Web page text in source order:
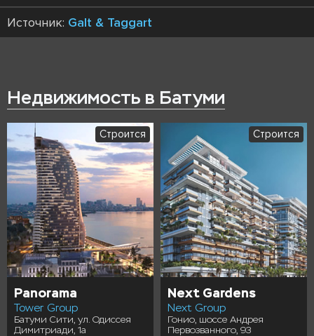
Источник: Galt & Taggart
Недвижимость в Батуми
Строится
Panorama
Tower Group
Батуми Сити, ул. Одиссея
Димитриади, 1а
Строится
Next Gardens
Next Group
Гонио, шоссе Андрея
Первозванного, 93